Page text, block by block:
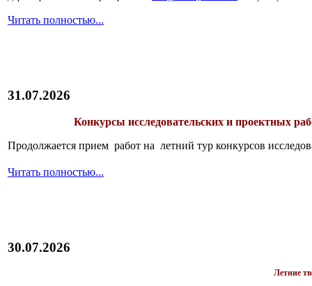
Читать полностью...
31.07.2026
Конкурсы исследовательских и проектных
Продолжается прием работ на летний тур конкурсов
Читать полностью...
30.07.2026
Летние